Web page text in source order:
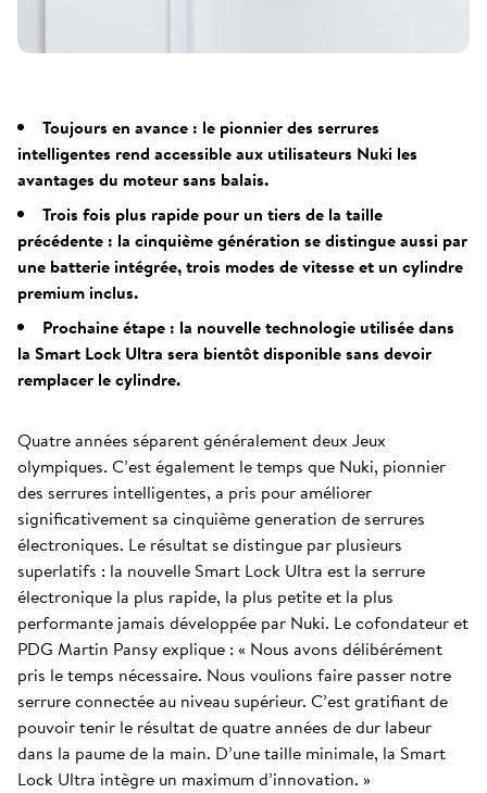
Toujours en avance : le pionnier des serrures
intelligentes rend accessible aux utilisateurs Nuki les
avantages du moteur sans balais.
Trois fois plus rapide pour un tiers de la taille
précédente : la cinquième génération se distingue aussi par
une batterie intégrée, trois modes de vitesse et un cylindre
premium inclus.
Prochaine étape : la nouvelle technologie utilisée dans
la Smart Lock Ultra sera bientôt disponible sans devoir
remplacer le cylindre.
Quatre années séparent généralement deux Jeux
olympiques. C’est également le temps que Nuki, pionnier
des serrures intelligentes, a pris pour améliorer
significativement sa cinquième generation de serrures
électroniques. Le résultat se distingue par plusieurs
superlatifs : la nouvelle Smart Lock Ultra est la serrure
électronique la plus rapide, la plus petite et la plus
performante jamais développée par Nuki. Le cofondateur et
PDG Martin Pansy explique : « Nous avons délibérément
pris le temps nécessaire. Nous voulions faire passer notre
serrure connectée au niveau supérieur. C’est gratifiant de
pouvoir tenir le résultat de quatre années de dur labeur
dans la paume de la main. D’une taille minimale, la Smart
Lock Ultra intègre un maximum d’innovation. »